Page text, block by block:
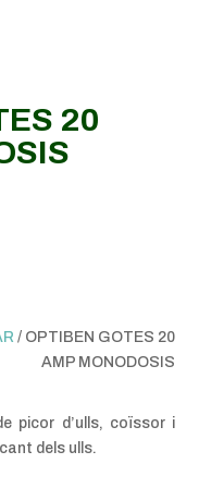
20
/ OPTIBEN GOTES 20
AMP MONODOSIS
picor d’ulls, coïssor i
dels ulls.